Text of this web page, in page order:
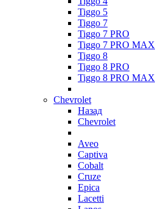
Tiggo 5
Tiggo 7
Tiggo 7 PRO
Tiggo 7 PRO MAX
Tiggo 8
Tiggo 8 PRO
Tiggo 8 PRO MAX
Chevrolet
Назад
Chevrolet
Aveo
Captiva
Cobalt
Cruze
Epica
Lacetti